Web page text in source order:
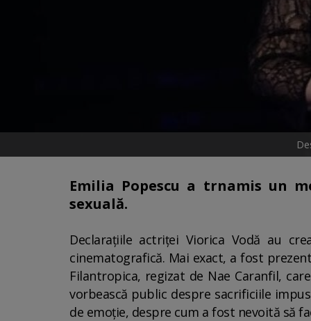
Emilia Popescu a trnamis un
sexuală.
Declarațiile actriței Viorica Vodă au
cinematografică. Mai exact, a fost
Filantropica, regizat de Nae Caranfil,
vorbească public despre sacrificiile
de emoție, despre cum a fost nevoită să